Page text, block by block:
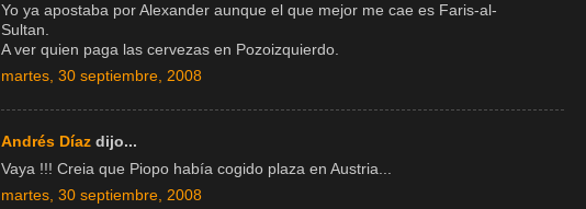
Yo ya apostaba por Alexander aunque el que mejor me cae es Faris-al-
Sultan.
A ver quien paga las cervezas en Pozoizquierdo.
martes, 30 septiembre, 2008
Andrés Díaz dijo...
Vaya !!! Creia que Piopo había cogido plaza en Austria...
martes, 30 septiembre, 2008